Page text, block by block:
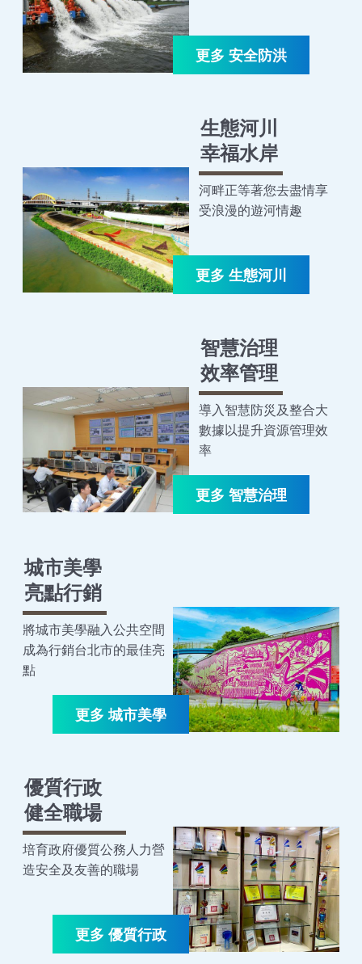
生態河川
幸福水岸
河畔正等著您去盡情享
受浪漫的遊河情趣
智慧治理
效率管理
導入智慧防災及整合大
數據以提升資源管理效
率
城市美學
亮點行銷
將城市美學融入公共空間
成為行銷台北市的最佳亮
點
優質行政
健全職場
培育政府優質公務人力營
造安全及友善的職場